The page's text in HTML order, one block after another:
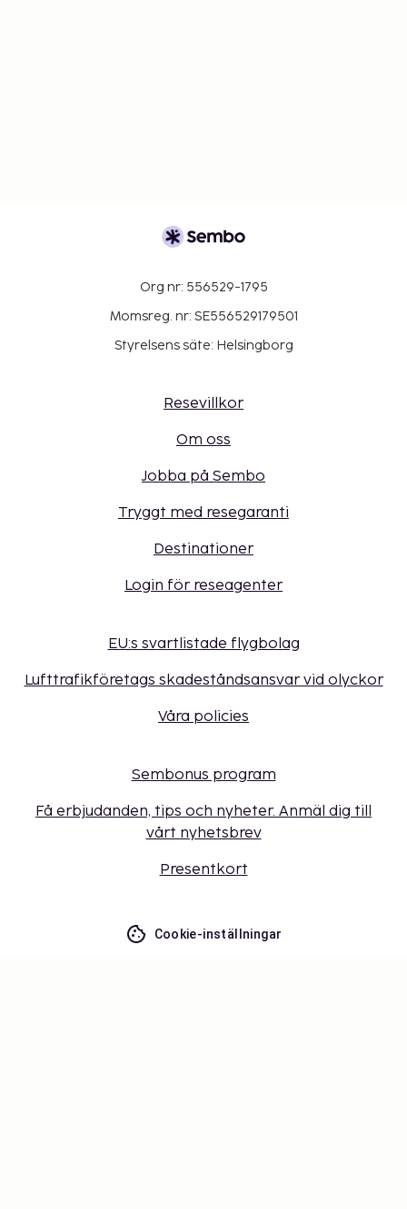
Org nr: 556529-1795
Momsreg. nr: SE556529179501
Styrelsens säte: Helsingborg
Resevillkor
Om oss
Jobba på Sembo
Tryggt med resegaranti
Destinationer
Login för reseagenter
EU:s svartlistade flygbolag
Lufttrafikföretags skadeståndsansvar vid olyckor
Våra policies
Sembonus program
Få erbjudanden, tips och nyheter. Anmäl dig till
vårt nyhetsbrev
Presentkort
Cookie-inställningar